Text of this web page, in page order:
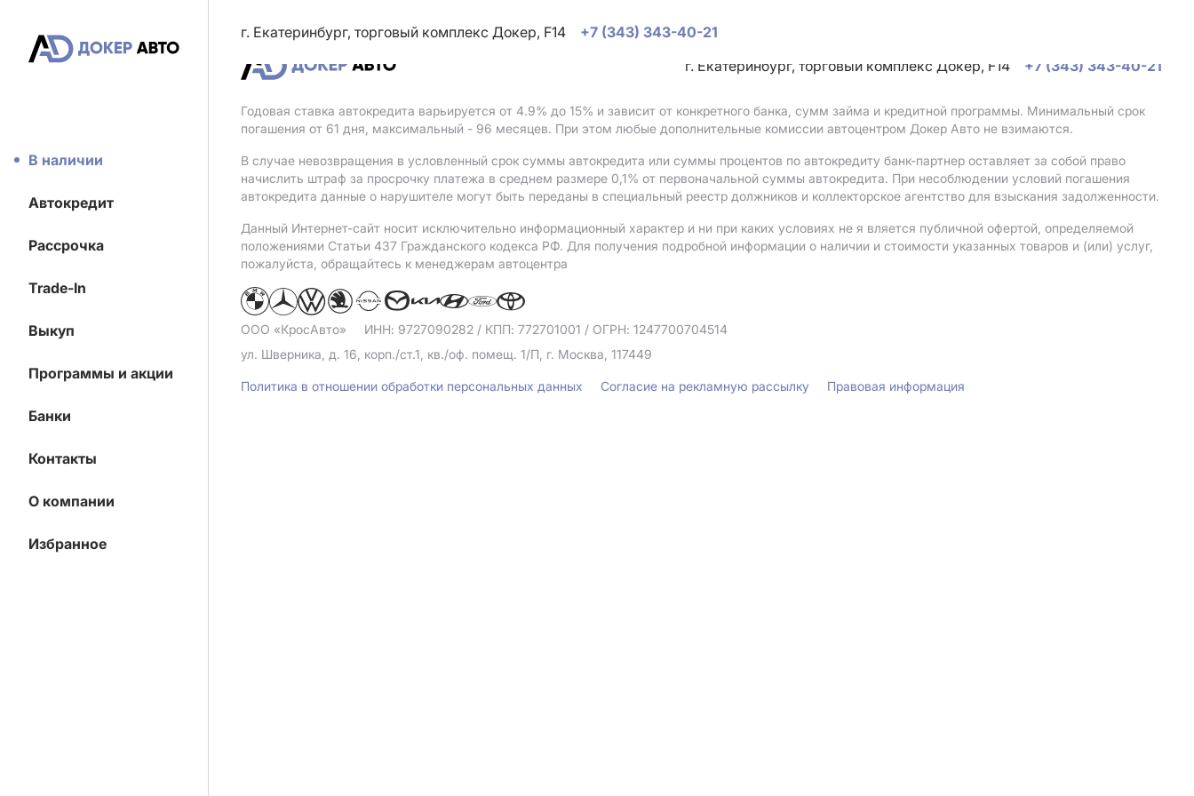
В наличии
Автокредит
Рассрочка
Trade-In
Выкуп
Программы и акции
Банки
Контакты
О компании
Избранное
г. Екатеринбург, торговый комплекс Докер, F14
+7 (343) 343-40-21
г. Екатеринбург, торговый комплекс Докер, F14
+7 (343) 343-40-21
Годовая ставка автокредита варьируется от 4.9% до 15% и зависит от конкретного банка, сумм займа и кредитной программы. Минимальный срок
погашения от 61 дня, максимальный - 96 месяцев. При этом любые дополнительные комиссии автоцентром Докер Авто не взимаются.
В случае невозвращения в условленный срок суммы автокредита или суммы процентов по автокредиту банк-партнер оставляет за собой право
начислить штраф за просрочку платежа в среднем размере 0,1% от первоначальной суммы автокредита. При несоблюдении условий погашения
автокредита данные о нарушителе могут быть переданы в специальный реестр должников и коллекторское агентство для взыскания задолженности.
Данный Интернет-сайт носит исключительно информационный характер и ни при каких условиях не я вляется публичной офертой, определяемой
положениями Статьи 437 Гражданского кодекса РФ. Для получения подробной информации о наличии и стоимости указанных товаров и (или) услуг,
пожалуйста, обращайтесь к менеджерам автоцентра
ООО «КросАвто» ИНН: 9727090282 / КПП: 772701001 / ОГРН: 1247700704514
ул. Шверника, д. 16, корп./ст.1, кв./оф. помещ. 1/П, г. Москва, 117449
Политика в отношении обработки персональных данных Согласие на рекламную рассылку Правовая информация